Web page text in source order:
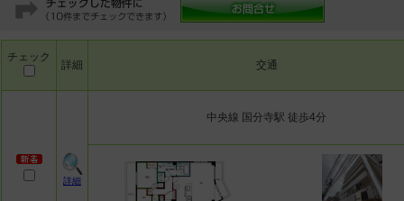
チェック
詳細 交通
詳細
中央線 国分寺駅 徒歩4分